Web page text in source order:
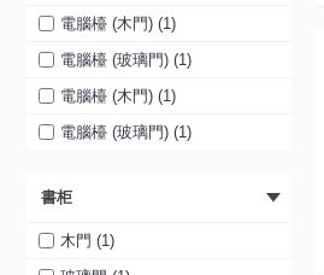
電腦檯 (木門) (1)
電腦檯 (玻璃門) (1)
電腦檯 (木門) (1)
電腦檯 (玻璃門) (1)
書柜
木門 (1)